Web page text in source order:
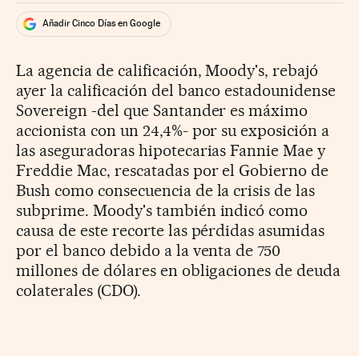
Añadir Cinco Días en Google
La agencia de calificación, Moody's, rebajó
ayer la calificación del banco estadounidense
Sovereign -del que Santander es máximo
accionista con un 24,4%- por su exposición a
las aseguradoras hipotecarias Fannie Mae y
Freddie Mac, rescatadas por el Gobierno de
Bush como consecuencia de la crisis de las
subprime. Moody's también indicó como
causa de este recorte las pérdidas asumidas
por el banco debido a la venta de 750
millones de dólares en obligaciones de deuda
colaterales (CDO).